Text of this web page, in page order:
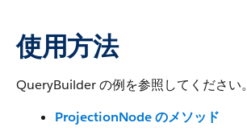
使用方法
QueryBuilder の例を参照してください。
ProjectionNode のメソッド